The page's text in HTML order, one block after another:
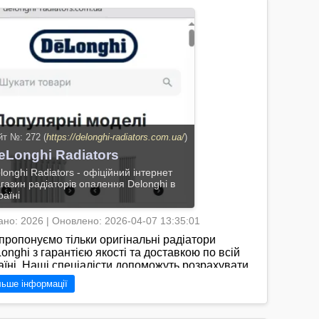
№: 272 (https://delonghi-radiators.com.ua/)
Radiators
Radiators - офіційний інтернет
радіаторів опалення Delonghi в
2026 | Оновлено: 2026-04-07 13:35:01
тільки оригінальні радіатори
з гарантією якості та доставкою по всій
Наші спеціалісти допоможуть розрахувати
підібрати оптимальний тип радіатора та
щодо монтажу. Замовляйте
DeLonghi онлайн — забезпечте
інформації